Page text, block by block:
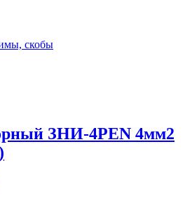
скобы
ЗНИ-4PEN 4мм2